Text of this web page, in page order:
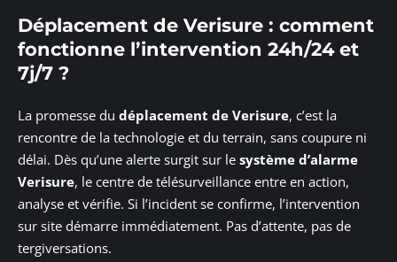
Déplacement de Verisure : comment
fonctionne l’intervention 24h/24 et
7j/7 ?
La promesse du déplacement de Verisure, c’est la
rencontre de la technologie et du terrain, sans coupure ni
délai. Dès qu’une alerte surgit sur le système d’alarme
Verisure, le centre de télésurveillance entre en action,
analyse et vérifie. Si l’incident se confirme, l’intervention
sur site démarre immédiatement. Pas d’attente, pas de
tergiversations.